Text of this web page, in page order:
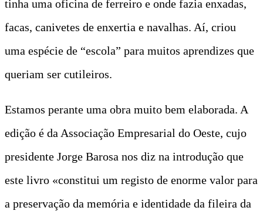
tinha uma oficina de ferreiro e onde fazia enxadas,
facas, canivetes de enxertia e navalhas. Aí, criou
uma espécie de “escola” para muitos aprendizes que
queriam ser cutileiros.
Estamos perante uma obra muito bem elaborada. A
edição é da Associação Empresarial do Oeste, cujo
presidente Jorge Barosa nos diz na introdução que
este livro «constitui um registo de enorme valor para
a preservação da memória e identidade da fileira da